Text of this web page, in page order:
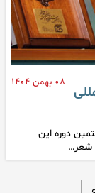
۰۸ بهمن ۱۴۰۴
دوره این
شعر…